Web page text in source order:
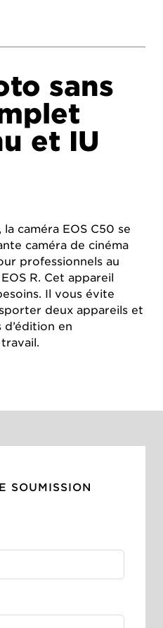
sans
et IU
caméra EOS C50 se
caméra de cinéma
professionnels au
R. Cet appareil
Il vous évite
deux appareils et
d’édition en
SOUMISSION